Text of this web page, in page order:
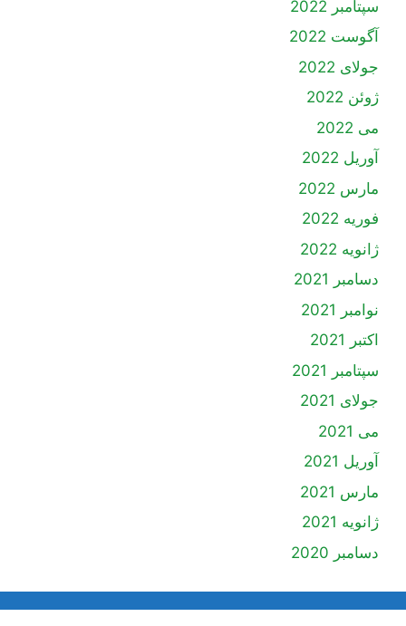
سپتامبر 2022
آگوست 2022
جولای 2022
ژوئن 2022
می 2022
آوریل 2022
مارس 2022
فوریه 2022
ژانویه 2022
دسامبر 2021
نوامبر 2021
اکتبر 2021
سپتامبر 2021
جولای 2021
می 2021
آوریل 2021
مارس 2021
ژانویه 2021
دسامبر 2020